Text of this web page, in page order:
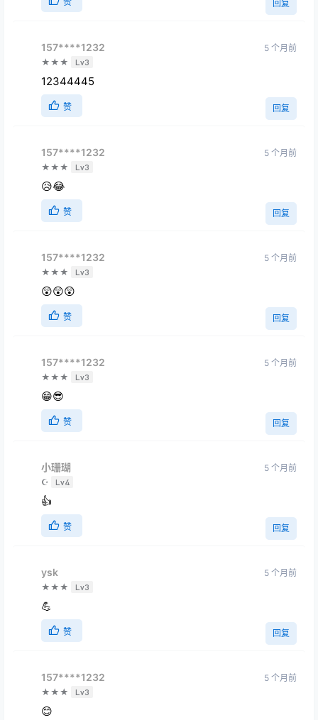
回复
157****1232
★★★ Lv3
5 个月前
12344445
赞 回复
157****1232
★★★ Lv3
5 个月前
😥😂
赞 回复
157****1232
★★★ Lv3
5 个月前
😲😲😲
赞 回复
157****1232
★★★ Lv3
5 个月前
😁😎
赞 回复
小珊瑚
☪ Lv4
5 个月前
👍
赞 回复
ysk
★★★ Lv3
5 个月前
💪
赞 回复
157****1232
★★★ Lv3
5 个月前
😊